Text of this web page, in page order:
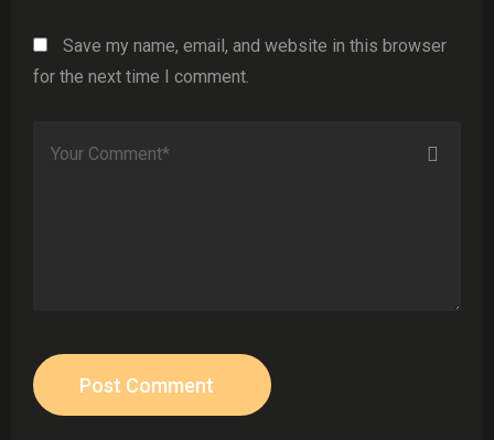
Save my name, email, and website in this browser
for the next time I comment.
Post Comment